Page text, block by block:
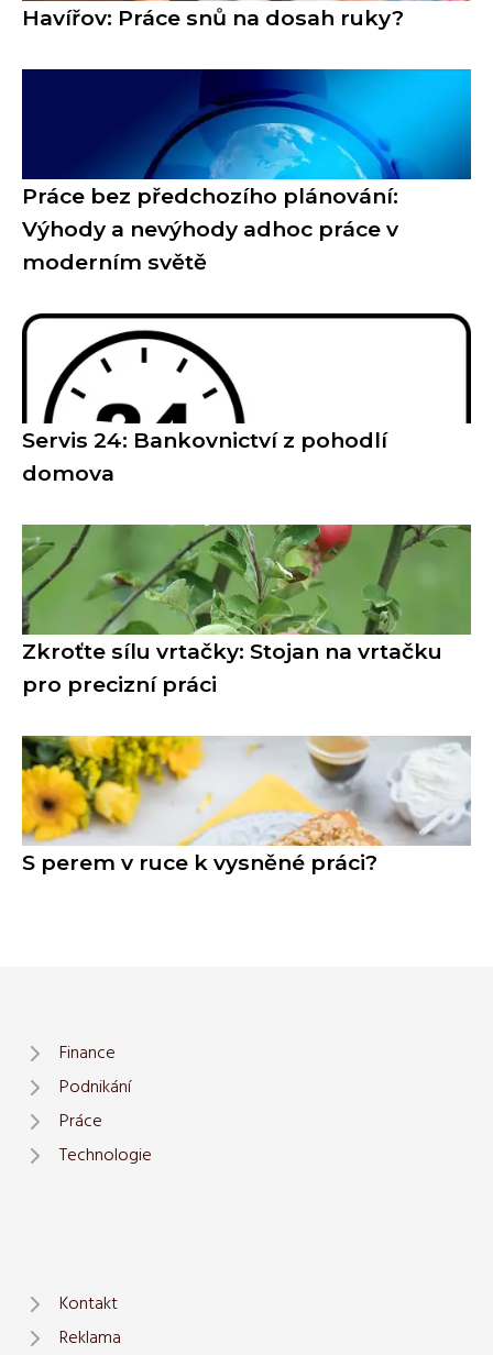
Havířov: Práce snů na dosah ruky?
Práce bez předchozího plánování:
Výhody a nevýhody adhoc práce v
moderním světě
Servis 24: Bankovnictví z pohodlí
domova
Zkroťte sílu vrtačky: Stojan na vrtačku
pro precizní práci
S perem v ruce k vysněné práci?
Finance
Podnikání
Práce
Technologie
Kontakt
Reklama